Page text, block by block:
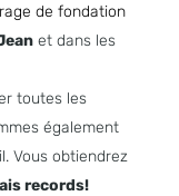
de fondation
et dans les
toutes les
également
Vous obtiendrez
records!